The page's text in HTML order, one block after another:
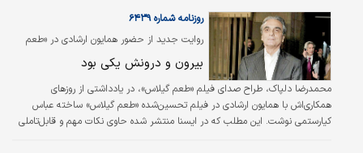
روایت جدید از حضور همایون ارشادی در «طعم
روزنامه شماره ۶۴۳۹
بیرون و درونش یکی بود
محمدرضا دلپاک، طراح صدای فیلم «طعم گیلاس»، در یادداشتی از روزهای
همکاری‌اش با همایون ارشادی در فیلم تحسین‌شده «طعم گیلاس» ساخته عباس
کیارستمی نوشت. این مطلب که در ایسنا منتشر شده حاوی نکات مهم و قابل‌تاملی